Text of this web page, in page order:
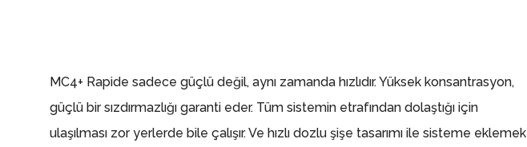
MC4+ Rapide sadece güçlü değil, aynı zamanda hızlıdır. Yüksek konsantrasyon,
güçlü bir sızdırmazlığı garanti eder. Tüm sistemin etrafından dolaştığı için
ulaşılması zor yerlerde bile çalışır. Ve hızlı dozlu şişe tasarımı ile sisteme eklemek